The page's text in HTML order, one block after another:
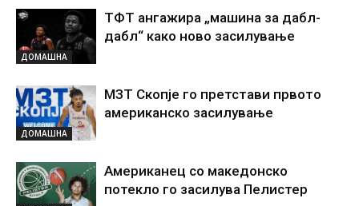
ДОМАШНА
ТФТ ангажира „машина за дабл-
дабл“ како ново засилување
ДОМАШНА
МЗТ Скопје го претстави првото
американско засилување
Американец со македонско
потекло го засилува Пелистер